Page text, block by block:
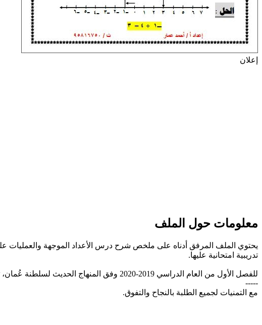
إعلان
معلومات حول الملف
يحتوي الملف المرفق أدناه على ملخص شرح درس الأعداد الموجهة والعمليات
تدريبية امتحانية عليها.
للفصل الأول من العام الدراسي 2019-2020 وفق المنهاج الحديث لسلطنة عُمان، تحميل مباشر.
-----
مع التمنيات لجميع الطلبة بالنجاح والتفوق.